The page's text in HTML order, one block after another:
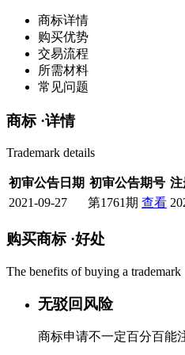
商标详情
购买优势
交易流程
所需材料
常见问题
商标 ·详情
Trademark details
初审公告日期 初审公告期号 注
2021-09-27
第1761期 查看
购买商标 ·好处
The benefits of buying a trademark
无驳回风险
商标申请不一定百分百能